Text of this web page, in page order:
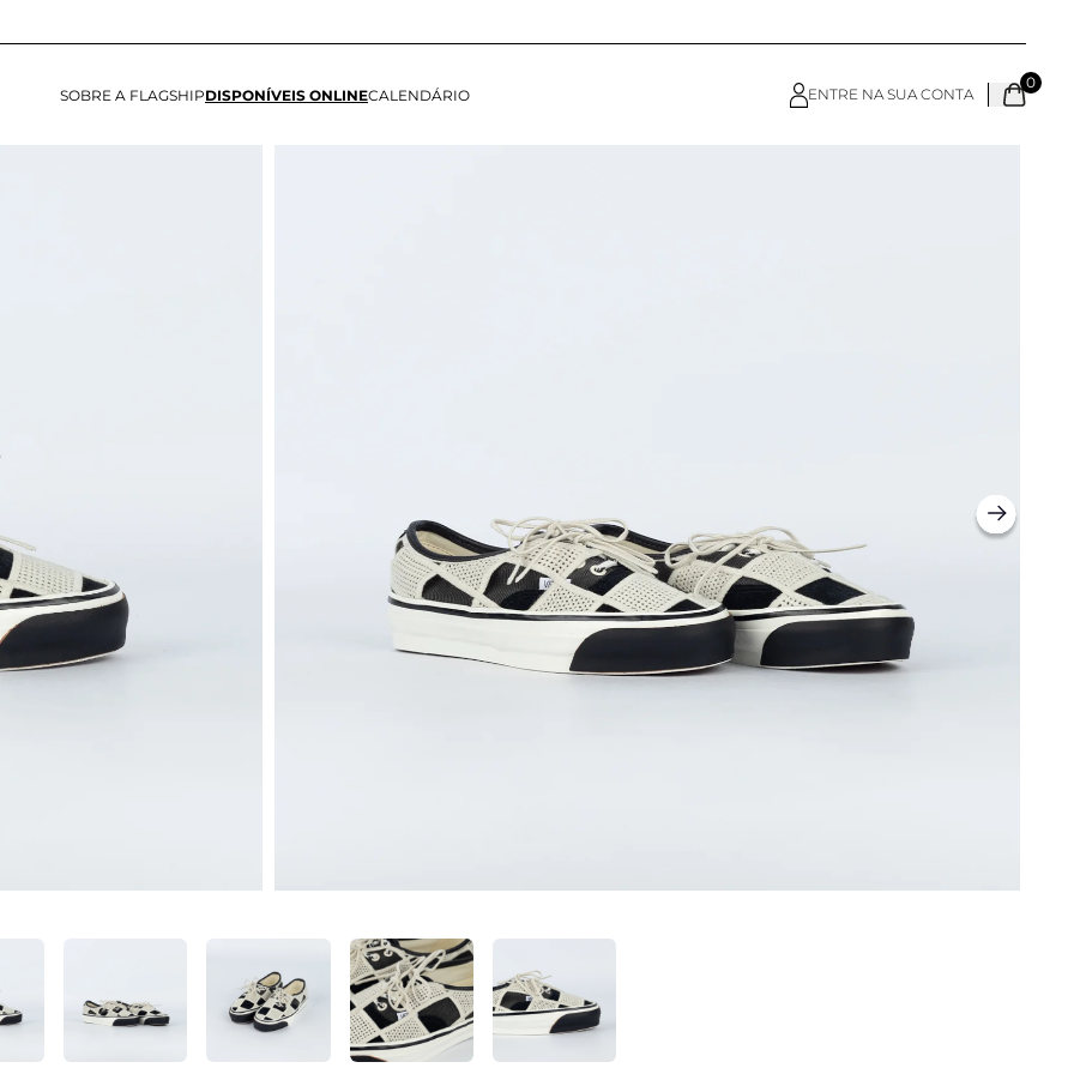
SOBRE A FLAGSHIPDISPONÍVEIS ONLINECALENDÁRIO ENTRE NA SUA CONTA
0